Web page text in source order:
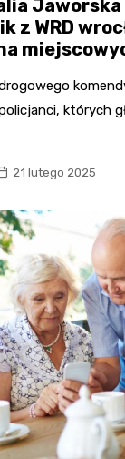
Jaworska
z WRD
których
21 lutego 2025